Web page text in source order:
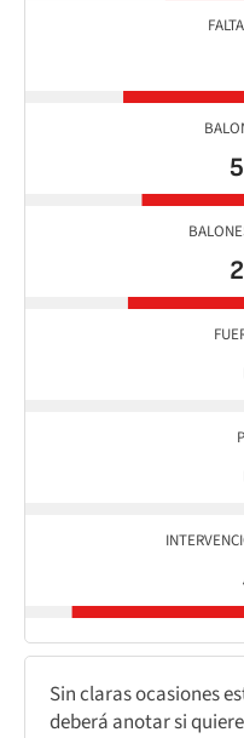
Sin claras ocasiones
deberá anotar si